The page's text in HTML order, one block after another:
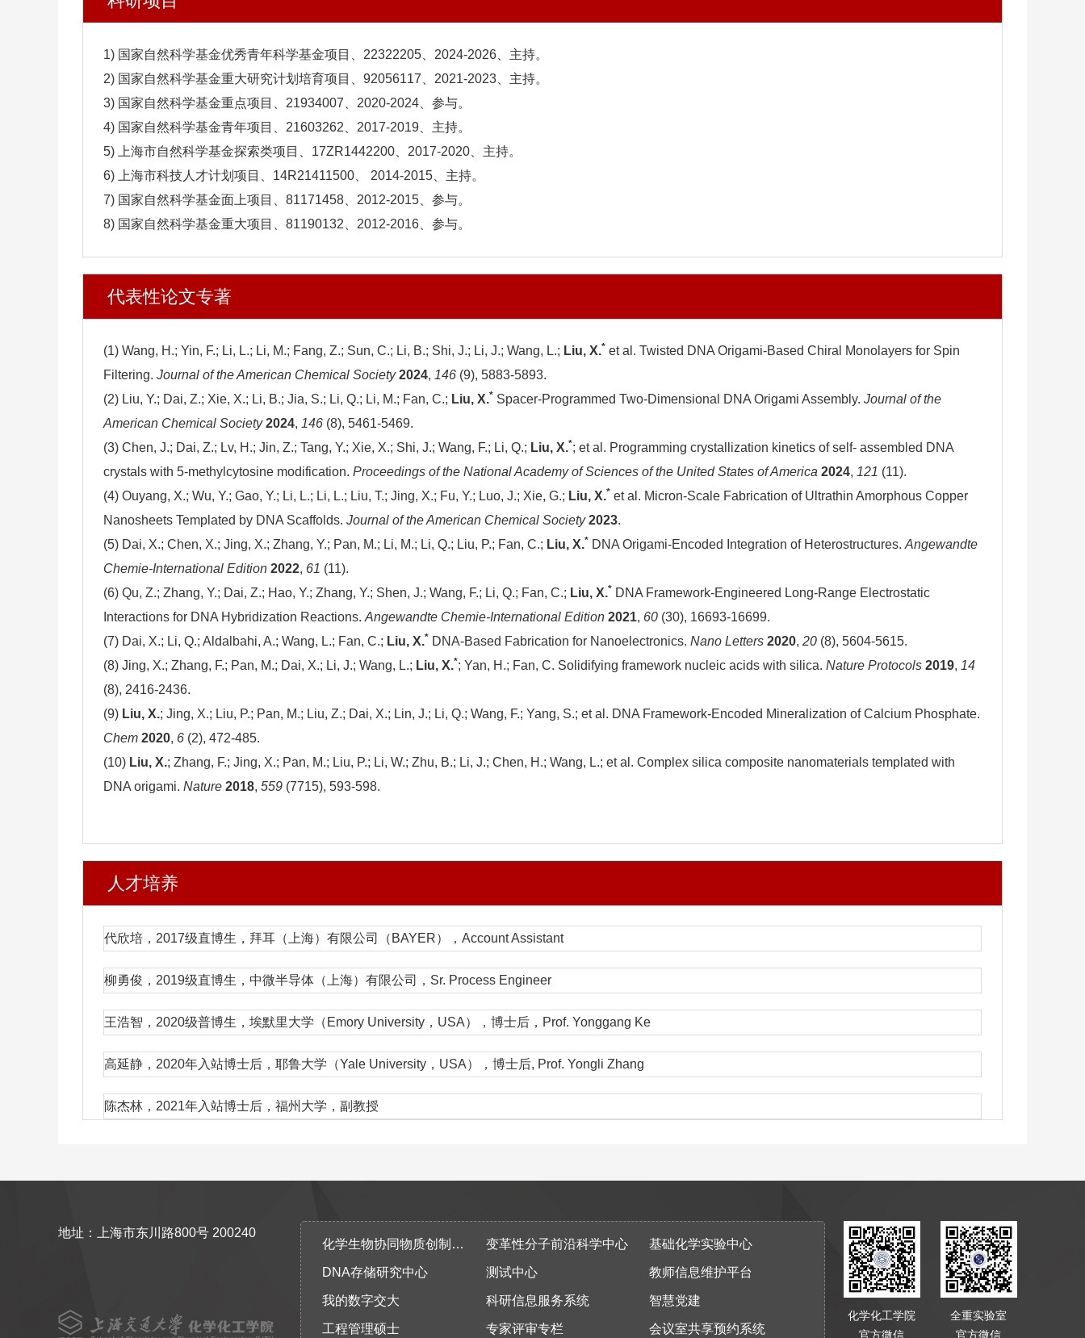
1) 国家自然科学基金优秀青年科学基金项目 22322205 、2024-2026 、主持。
2) 国家自然科学基金重大研究计划培育项目、92056117、2021-2023、主持。
3) 国家自然科学基金重点项目、21934007、2020-2024、参与。
4) 国家自然科学基金青年项目、21603262、2017-2019、主持。
5) 上海市自然科学基金探索类项目、17ZR1442200、2017-2020、主持。
6) 上海市科技人才计划项目、14R21411500、 2014-2015、主持。
7) 国家自然科学基金面上项目、81171458、2012-2015、参与。
8) 国家自然科学基金重大项目、81190132、2012-2016、参与。
代表性论文专著
(1) Wang, H.; Yin, F.; Li, L.; Li, M.; Fang, Z.; Sun, C.; Li, B.; Shi, J.; Li, J.; Wang, L.; Liu, X.* et al. Twisted DNA Origami-Based Chiral Monolayers for Spin
Filtering. Journal of the American Chemical Society2024, 146 (9), 5883-5893.
(2) Liu, Y.; Dai, Z.; Xie, X.; Li, B.; Jia, S.; Li, Q.; Li, M.; Fan, C.; Liu, X.* Spacer-Programmed Two-Dimensional DNA Origami Assembly. Journal of the
American Chemical Society2024, 146 (8), 5461-5469.
(3) Chen, J.; Dai, Z.; Lv, H.; Jin, Z.; Tang, Y.; Xie, X.; Shi, J.; Wang, F.; Li, Q.; Liu, X.*; et al. Programming crystallization kinetics of self- assembled DNA
crystals with 5-methylcytosine modification. Proceedings of the National Academy of Sciences of the United States of America 2024, 121 (11).
(4) Ouyang, X.; Wu, Y.; Gao, Y.; Li, L.; Li, L.; Liu, T.; Jing, X.; Fu, Y.; Luo, J.; Xie, G.; Liu, X.* et al. Micron-Scale Fabrication of Ultrathin Amorphous Copper
Nanosheets Templated by DNA Scaffolds. Journal of the American Chemical Society2023.
(5) Dai, X.; Chen, X.; Jing, X.; Zhang, Y.; Pan, M.; Li, M.; Li, Q.; Liu, P.; Fan, C.; Liu, X.* DNA Origami-Encoded Integration of Heterostructures. Angewandte
Chemie-International Edition 2022, 61 (11).
(6) Qu, Z.; Zhang, Y.; Dai, Z.; Hao, Y.; Zhang, Y.; Shen, J.; Wang, F.; Li, Q.; Fan, C.; Liu, X.* DNA Framework-Engineered Long-Range Electrostatic
Interactions for DNA Hybridization Reactions. Angewandte Chemie-International Edition 2021, 60 (30), 16693-16699.
(7) Dai, X.; Li, Q.; Aldalbahi, A.; Wang, L.; Fan, C.; Liu, X.* DNA-Based Fabrication for Nanoelectronics. Nano Letters 2020, 20 (8), 5604-5615.
(8) Jing, X.; Zhang, F.; Pan, M.; Dai, X.; Li, J.; Wang, L.; Liu, X.*; Yan, H.; Fan, C. Solidifying framework nucleic acids with silica. Nature Protocols 2019, 14
(8), 2416-2436.
(9) Liu, X.; Jing, X.; Liu, P.; Pan, M.; Liu, Z.; Dai, X.; Lin, J.; Li, Q.; Wang, F.; Yang, S.; et al. DNA Framework-Encoded Mineralization of Calcium Phosphate.
Chem 2020, 6 (2), 472-485.
(10) Liu, X.; Zhang, F.; Jing, X.; Pan, M.; Liu, P.; Li, W.; Zhu, B.; Li, J.; Chen, H.; Wang, L.; et al. Complex silica composite nanomaterials templated with
DNA origami. Nature 2018, 559 (7715), 593-598.
人才培养
代欣培，2017级直博生，拜耳（上海）有限公司（BAYER），Account Assistant
柳勇俊，2019级直博生，中微半导体（上海）有限公司，Sr. Process Engineer
王浩智，2020级普博生，埃默里大学（Emory University，USA），博士后，Prof. Yonggang Ke
高延静，2020年入站博士后，耶鲁大学（Yale University，USA），博士后, Prof. Yongli Zhang
陈杰林，2021年入站博士后，福州大学，副教授
地址：上海市东川路800号 200240
化学生物协同物质创制全国重点实验室
变革性分子前沿科学中心 基础化学实验中心
DNA存储研究中心 测试中心 教师信息维护平台
我的数字交大 科研信息服务系统 智慧党建
工程管理硕士 专家评审专栏 会议室共享预约系统
全重实验室
官方微信
化学化工学院
官方微信